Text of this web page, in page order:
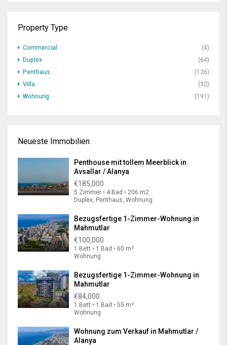
Property Type
Commercial
(4)
Duplex
(64)
Penthaus
(126)
Villa
(32)
Wohnung
(191)
Neueste Immobilien
Penthouse mit tollem Meerblick in
Avsallar / Alanya
€185,000
5 Zimmer • 4 Bad • 206 m2
Duplex, Penthaus, Wohnung
Bezugsfertige 1-Zimmer-Wohnung in
Mahmutlar
€100,000
1 Bett • 1 Bad • 60 m²
Wohnung
Bezugsfertige 1-Zimmer-Wohnung in
Mahmutlar
€84,000
1 Bett • 1 Bad • 55 m²
Wohnung
Wohnung zum Verkauf in Mahmutlar /
Alanya